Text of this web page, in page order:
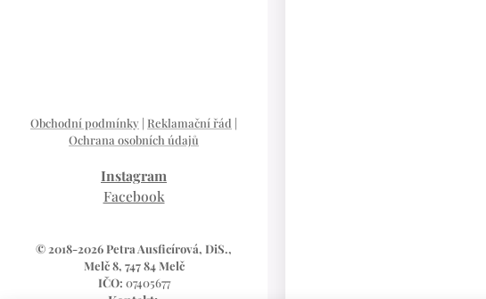
Obchodní podmínky | Reklamační řád |
Ochrana osobních údajů
Instagram
Facebook
© 2018-2026 Petra Ausficírová, DiS.,
Melč 8, 747 84 Melč
IČO: 07405677